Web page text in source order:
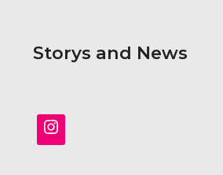
Storys and News